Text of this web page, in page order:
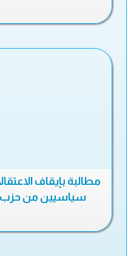
مطالبة بإيقاف
سياسيين من حزب